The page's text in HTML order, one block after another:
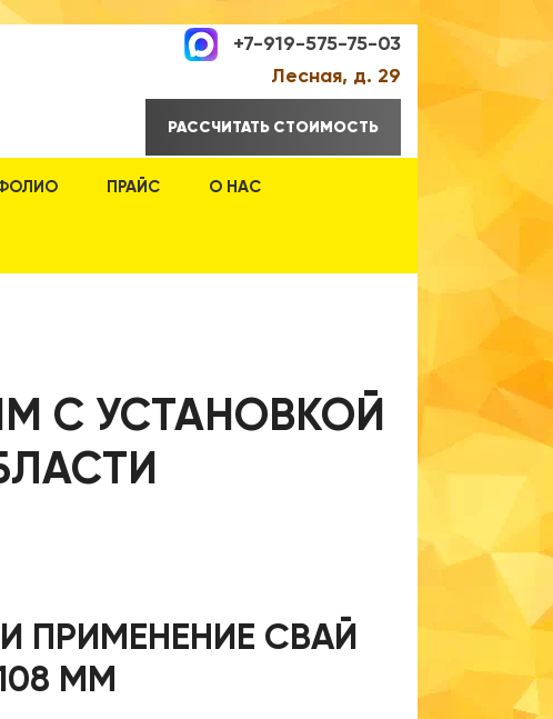
+7-919-575-75-03
Лесная, д. 29
РАССЧИТАТЬ СТОИМОСТЬ
ПРАЙС О НАС
С УСТАНОВКОЙ
ПРИМЕНЕНИЕ СВАЙ
ММ